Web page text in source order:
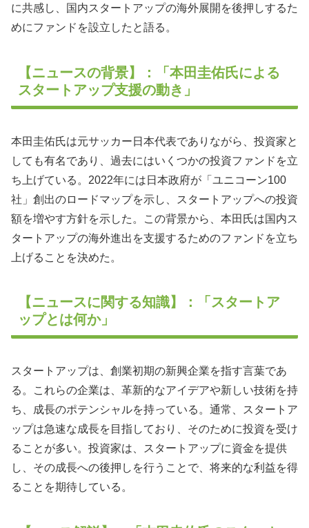
に共感し、国内スタートアップの海外展開を後押しするた
めにファンドを設立したと語る。
【ニュースの背景】：「本田圭佑氏による
スタートアップ支援の動き」
本田圭佑氏は元サッカー日本代表でありながら、投資家と
しても有名であり、過去にはいくつかの投資ファンドを立
ち上げている。2022年には日本政府が「ユニコーン100
社」創出のロードマップを示し、スタートアップへの投資
額を増やす方針を示した。この背景から、本田氏は国内ス
タートアップの海外進出を支援するためのファンドを立ち
上げることを決めた。
【ニュースに関する知識】：「スタートア
ップとは何か」
スタートアップは、創業初期の新興企業を指す言葉であ
る。これらの企業は、革新的なアイデアや新しい技術を持
ち、成長のポテンシャルを持っている。通常、スタートア
ップは急速な成長を目指しており、そのために投資を受け
ることが多い。投資家は、スタートアップに資金を提供
し、その成長への後押しを行うことで、将来的な利益を得
ることを期待している。